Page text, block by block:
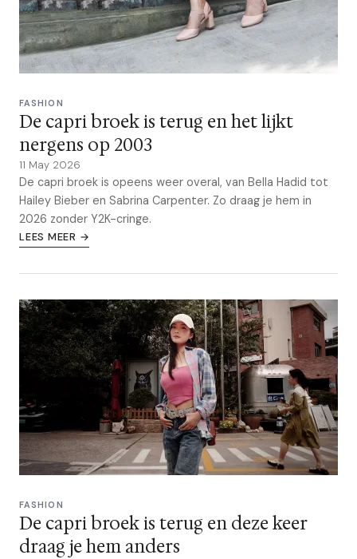
FASHION
De capri broek is terug en het lijkt
nergens op 2003
11 May 2026
De capri broek is opeens weer overal, van Bella Hadid tot
Hailey Bieber en Sabrina Carpenter. Zo draag je hem in
2026 zonder Y2K-cringe.
LEES MEER →
FASHION
De capri broek is terug en deze keer
draag je hem anders